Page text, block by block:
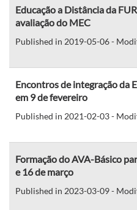
Educação a Distância da
avaliação do MEC
Published in 2019-05-06 -
Encontros de integração da
em 9 de fevereiro
Published in 2021-02-03 -
Formação do AVA-Básico
e 16 de março
Published in 2023-03-09 -